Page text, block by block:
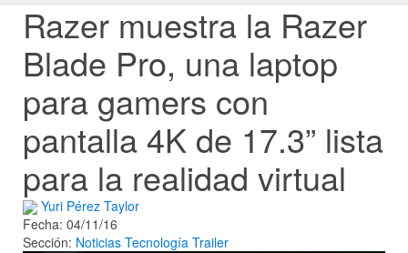
Razer muestra la Razer
Blade Pro, una laptop
para gamers con
pantalla 4K de 17.3” lista
para la realidad virtual
Yuri Pérez Taylor
Fecha: 04/11/16
Sección: Noticias Tecnología Trailer